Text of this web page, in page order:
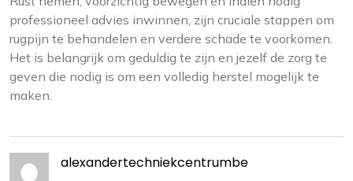
professioneel advies inwinnen, zijn cruciale stappen om
rugpijn te behandelen en verdere schade te voorkomen.
Het is belangrijk om geduldig te zijn en jezelf de zorg te
geven die nodig is om een volledig herstel mogelijk te
maken.
alexandertechniekcentrumbe